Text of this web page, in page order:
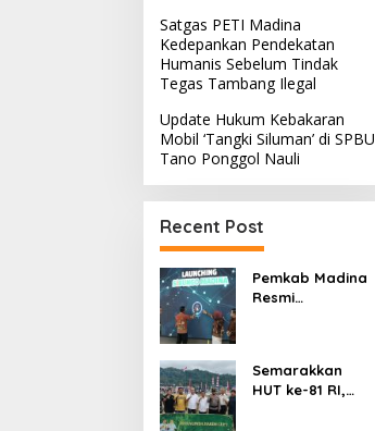
Satgas PETI Madina
Kedepankan Pendekatan
Humanis Sebelum Tindak
Tegas Tambang Ilegal
Update Hukum Kebakaran
Mobil ‘Tangki Siluman’ di SPBU
Tano Ponggol Nauli
Recent Post
Pemkab Madina
Resmi
Daring Berbasis
Geospasial
Semarakkan
HUT ke-81 RI,